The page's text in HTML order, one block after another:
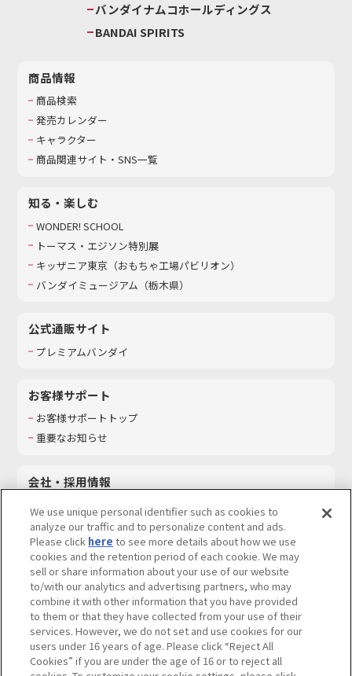
バンダイナムコホールディングス
BANDAI SPIRITS
商品情報
商品検索
発売カレンダー
キャラクター
商品関連サイト・SNS一覧
知る・楽しむ
WONDER! SCHOOL
トーマス・エジソン特別展
キッザニア東京（おもちゃ工場パビリオン）​
バンダイミュージアム（栃木県）
公式通販サイト
プレミアムバンダイ
お客様サポート
お客様サポートトップ
重要なお知らせ
会社・採用情報
採用情報
サステナビリティ
お問い合わせ
ウェブサイトご利用条件 ソーシャルメディアポリシー
個人情報及び特定個人情報等の取り扱いに関する保護方針
We use unique personal identifier such as cookies to
analyze our traffic and to personalize content and ads.
Please click here to see more details about how we use
cookies and the retention period of each cookie. We may
sell or share information about your use of our website
to/with our analytics and advertising partners, who may
combine it with other information that you have provided
to them or that they have collected from your use of their
services. However, we do not set and use cookies for our
users under 16 years of age. Please click “Reject All
Cookies” if you are under the age of 16 or to reject all